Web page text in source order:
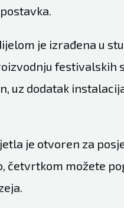
je izrađena u
festivalskih
uz dodatak
je otvoren za
četvrtkom možete